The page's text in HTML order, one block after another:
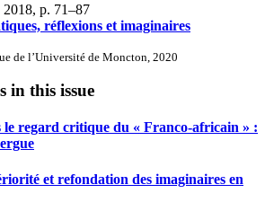
2018, p. 71–87
réflexions et imaginaires
de l’Université de Moncton, 2020
in this issue
le regard critique du « Franco-africain » :
et refondation des imaginaires en